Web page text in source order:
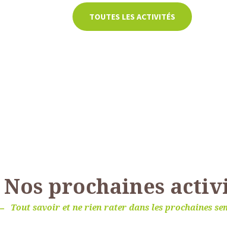
TOUTES LES ACTIVITÉS
Nos prochaines
Tout savoir et ne rien rater dans les prochaines